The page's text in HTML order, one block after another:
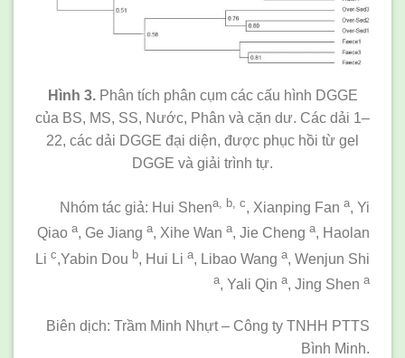
Hình 3. Phân tích phân cụm các cấu hình DGGE
của BS, MS, SS, Nước, Phân và cặn dư. Các dải 1–
22, các dải DGGE đại diện, được phục hồi từ gel
DGGE và giải trình tự.
Nhóm tác giả: Hui Shena, b, c, Xianping Fan a, Yi
Qiao a, Ge Jiang a, Xihe Wan a, Jie Cheng a, Haolan
Li c,Yabin Dou b, Hui Li a, Libao Wang a, Wenjun Shi
a, Yali Qin a, Jing Shen a
Biên dịch: Trầm Minh Nhựt – Công ty TNHH PTTS
Bình Minh.